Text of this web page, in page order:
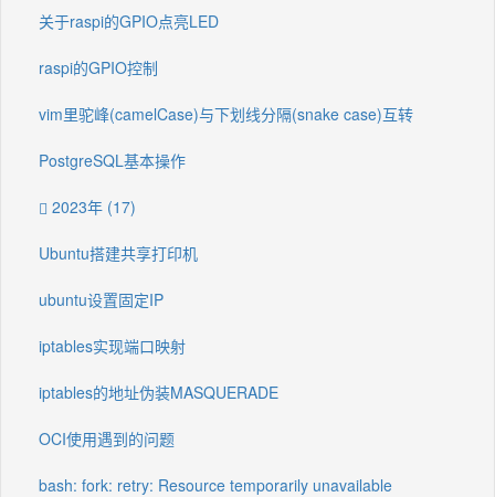
关于raspi的GPIO点亮LED
raspi的GPIO控制
vim里驼峰(camelCase)与下划线分隔(snake case)互转
PostgreSQL基本操作
2023年 (17)
Ubuntu搭建共享打印机
ubuntu设置固定IP
iptables实现端口映射
iptables的地址伪装MASQUERADE
OCI使用遇到的问题
bash: fork: retry: Resource temporarily unavailable